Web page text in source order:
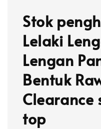
Stok
Lelaki
Lengan
Bentuk
Clearance
top